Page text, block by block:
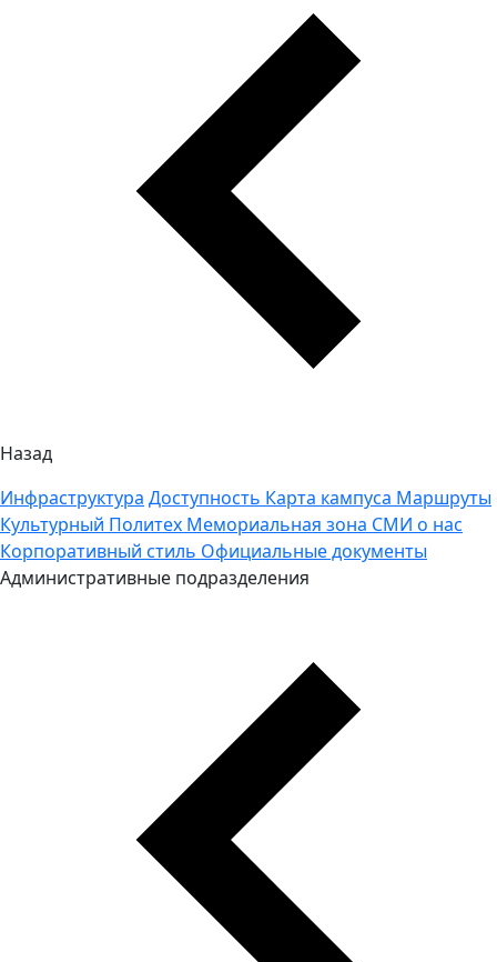
Назад
Инфраструктура Доступность Карта кампуса Маршруты
Культурный Политех Мемориальная зона СМИ о нас
Корпоративный стиль Официальные документы
Административные подразделения